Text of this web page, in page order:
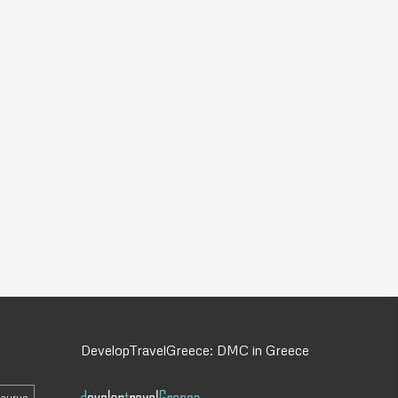
DevelopTravelGreece: DMC in Greece